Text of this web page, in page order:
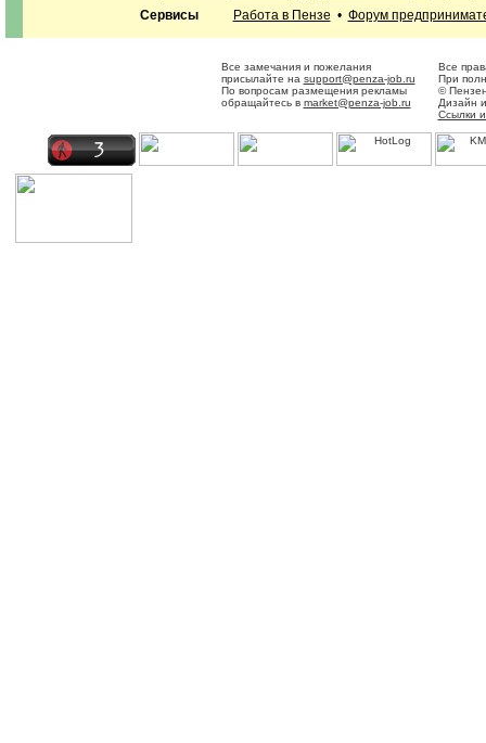
Сервисы
Работа в Пензе • Форум
Все замечания и пожелания
присылайте на support@penza-job.ru
По вопросам размещения рекламы
обращайтесь в market@penza-job.ru
Все
При
©
Дизайн
Ссылки